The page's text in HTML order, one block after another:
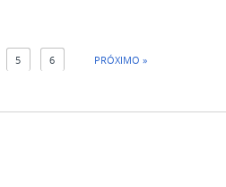
5 6 PRÓXIMO »